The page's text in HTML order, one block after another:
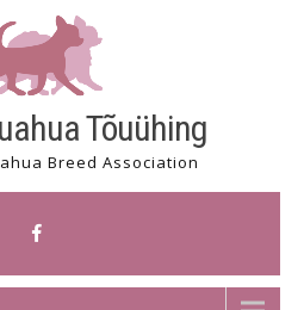
Tõuühing
Breed Association